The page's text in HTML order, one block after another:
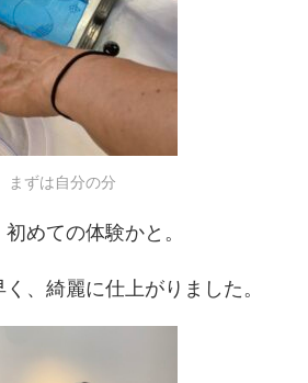
まずは自分の分
めての体験かと。
、綺麗に仕上がりました。